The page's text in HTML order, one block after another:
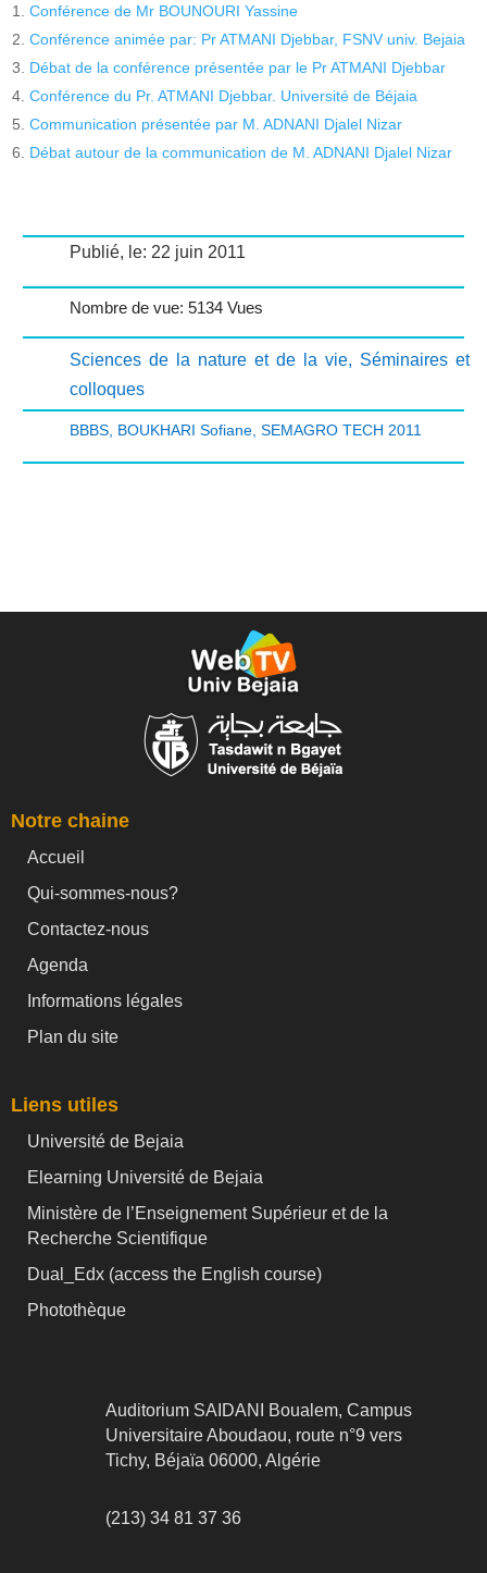
Conférence de Mr BOUNOURI Yassine
Conférence animée par: Pr ATMANI Djebbar, FSNV univ. Bejaia
Débat de la conférence présentée par le Pr ATMANI Djebbar
Conférence du Pr. ATMANI Djebbar. Université de Béjaia
Communication présentée par M. ADNANI Djalel Nizar
Débat autour de la communication de M. ADNANI Djalel Nizar
Publié, le: 22 juin 2011
Nombre de vue: 5134 Vues
Sciences de la nature et de la vie, Séminaires et
colloques
BBBS, BOUKHARI Sofiane, SEMAGRO TECH 2011
Notre chaine
Accueil
Qui-sommes-nous?
Contactez-nous
Agenda
Informations légales
Plan du site
Liens utiles
Université de Bejaia
Elearning Université de Bejaia
Ministère de l’Enseignement Supérieur et de la
Recherche Scientifique
Dual_Edx (access the English course)
Photothèque
Auditorium SAIDANI Boualem, Campus
Universitaire Aboudaou, route n°9 vers
Tichy, Béjaïa 06000, Algérie
(213) 34 81 37 36